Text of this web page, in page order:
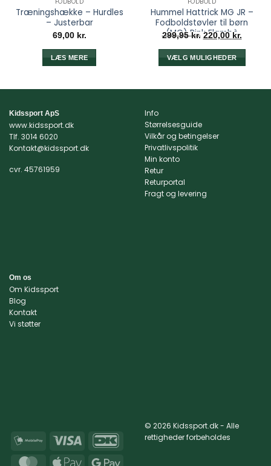
Træningshække – Hurdles
– Justerbar
69,00 kr.
LÆS MERE
Hummel Hattrick MG JR –
Fodboldstøvler til børn
(MG) Pink Flambè
299,95kr. Den
oprindelige
pris
var:
299,95 kr..
220,00 kr.Den
pris
220,00
VÆLG MULIGHEDER
varianter.
Mulighederne
Kidssport ApS
www.kidssport.dk
Tlf. 3014 6020
Kontakt@kidssport.dk
cvr. 45761959
Info
Størrelsesguide
Vilkår og betingelser
Privatlivspolitik
Min konto
Retur
Returportal
Fragt og levering
Om os
Om Kidssport
Blog
Kontakt
Vi støtter
MobilePay Visa DanKort
MasterCardApple
Google
© 2026 Kidssport.dk - Alle
rettigheder forbeholdes